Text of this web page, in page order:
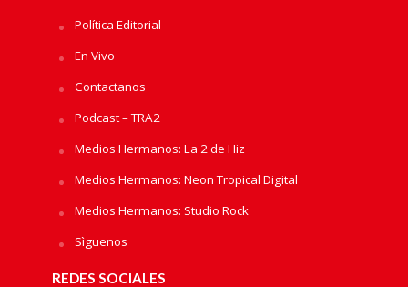
Política Editorial
En Vivo
Contactanos
Podcast – TRA2
Medios Hermanos: La 2 de Hiz
Medios Hermanos: Neon Tropical Digital
Medios Hermanos: Studio Rock
Sìguenos
REDES SOCIALES